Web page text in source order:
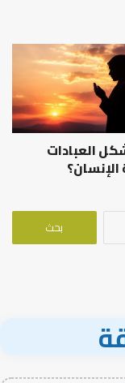
العبادات
البحث